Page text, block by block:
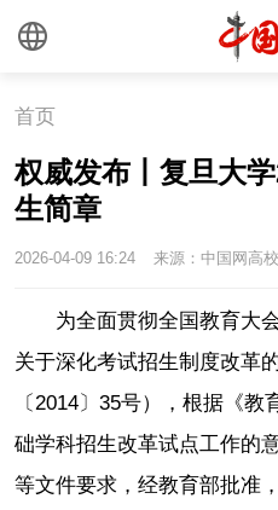
首页
权威发布丨复旦大
生简章
2026-04-09 16:24 来源：中国网高
为全面贯彻全国教育大
关于深化考试招生制度改革
〔2014〕35号），根据《
础学科招生改革试点工作的
等文件要求，经教育部批准